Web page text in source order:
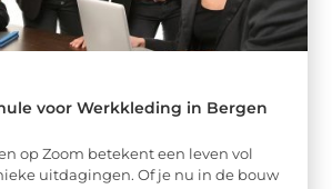
voor Werkkleding in Bergen
op Zoom betekent een leven vol
uitdagingen. Of je nu in de bouw